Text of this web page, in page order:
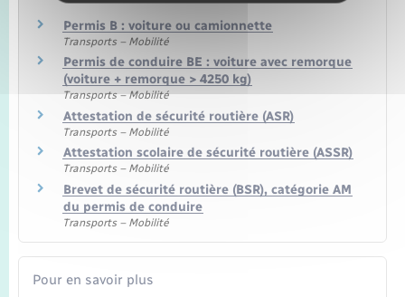
Permis B : voiture ou camionnette
Transports – Mobilité
Permis de conduire BE : voiture avec remorque
(voiture + remorque > 4250 kg)
Transports – Mobilité
Attestation de sécurité routière (ASR)
Transports – Mobilité
Attestation scolaire de sécurité routière (ASSR)
Transports – Mobilité
Brevet de sécurité routière (BSR), catégorie AM
du permis de conduire
Transports – Mobilité
Pour en savoir plus